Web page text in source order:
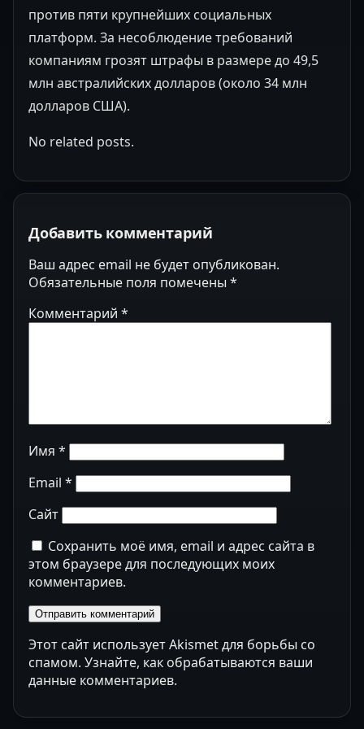
против пяти крупнейших социальных
платформ. За несоблюдение требований
компаниям грозят штрафы в размере до 49,5
млн австралийских долларов (около 34 млн
долларов США).
No related posts.
Добавить комментарий
Ваш адрес email не будет опубликован.
Обязательные поля помечены *
Комментарий *
Имя *
Email *
Сайт
Сохранить моё имя, email и адрес сайта в
этом браузере для последующих моих
комментариев.
Этот сайт использует Akismet для борьбы со
спамом. Узнайте, как обрабатываются ваши
данные комментариев.